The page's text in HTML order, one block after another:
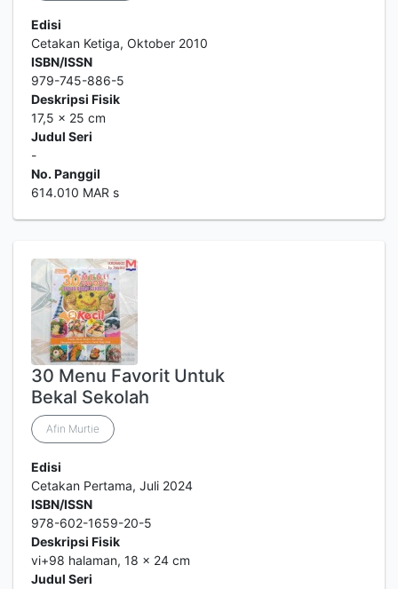
Edisi
Cetakan Ketiga, Oktober 2010
ISBN/ISSN
979-745-886-5
Deskripsi Fisik
17,5 x 25 cm
Judul Seri
-
No. Panggil
614.010 MAR s
30 Menu Favorit Untuk
Bekal Sekolah
Afin Murtie
Edisi
Cetakan Pertama, Juli 2024
ISBN/ISSN
978-602-1659-20-5
Deskripsi Fisik
vi+98 halaman, 18 x 24 cm
Judul Seri